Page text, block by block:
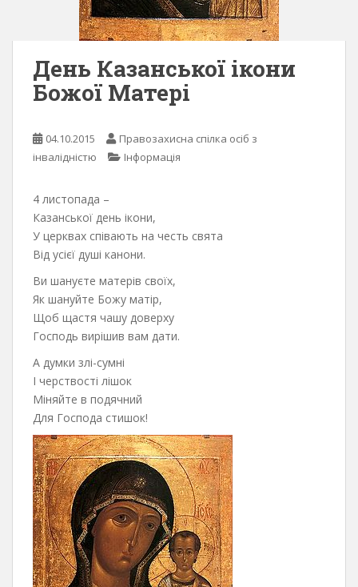
День Казанської ікони
Божої Матері
04.10.2015
Правозахисна спілка осіб з
інвалідністю
Інформація
4 листопада –
Казанської день ікони,
У церквах співають на честь свята
Від усієї душі канони.
Ви шануєте матерів своїх,
Як шануйте Божу матір,
Щоб щастя чашу доверху
Господь вирішив вам дати.
А думки злі-сумні
І черствості лішок
Міняйте в подячний
Для Господа стишок!